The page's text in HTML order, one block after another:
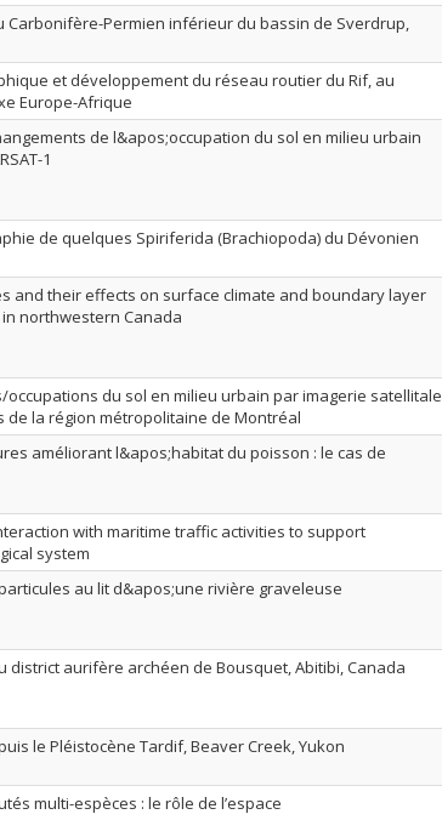
Carbonifère-Permien inférieur du bassin de Sverdrup,
et développement du réseau routier du Rif, au
Europe-Afrique
de l&apos;occupation du sol en milieu urbain
1
de quelques Spiriferida (Brachiopoda) du Dévonien
and their effects on surface climate and boundary layer
northwestern Canada
du sol en milieu urbain par imagerie satellitale
la région métropolitaine de Montréal
améliorant l&apos;habitat du poisson : le cas de
with maritime traffic activities to support
system
au lit d&apos;une rivière graveleuse
district aurifère archéen de Bousquet, Abitibi, Canada
le Pléistocène Tardif, Beaver Creek, Yukon
multi-espèces : le rôle de l’espace